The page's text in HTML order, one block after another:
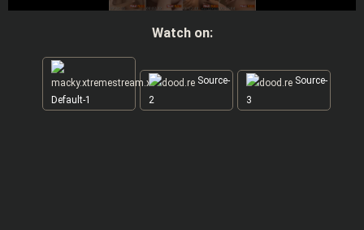
Watch on:
Default-1
Source-
2
Source-
3